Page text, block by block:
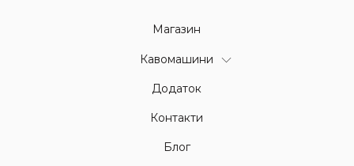
Магазин
Кавомашини
Додаток
Контакти
Блог